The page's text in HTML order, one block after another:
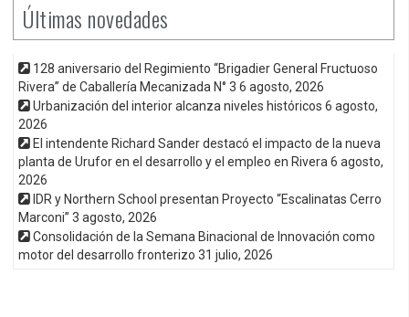
Últimas novedades
128 aniversario del Regimiento “Brigadier General Fructuoso
Rivera” de Caballería Mecanizada N° 3 6 agosto, 2026
Urbanización del interior alcanza niveles históricos 6 agosto,
2026
El intendente Richard Sander destacó el impacto de la nueva
planta de Urufor en el desarrollo y el empleo en Rivera 6 agosto,
2026
IDR y Northern School presentan Proyecto “Escalinatas Cerro
Marconi” 3 agosto, 2026
Consolidación de la Semana Binacional de Innovación como
motor del desarrollo fronterizo 31 julio, 2026